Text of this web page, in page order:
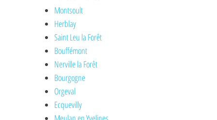
Montsoult
Herblay
Saint Leu la Forêt
Bouffémont
Nerville la Forêt
Bourgogne
Orgeval
Ecquevilly